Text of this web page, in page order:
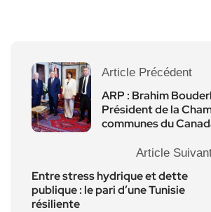
Article Précédent
ARP : Brahim
Président de la
communes du
Article
Entre stress hydrique et dette
publique : le pari d’une Tunisie
résiliente